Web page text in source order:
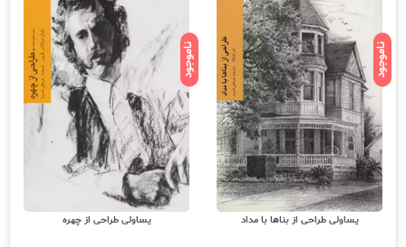
ناموجود
یساولی طراحی از بناها با مداد
ناموجود
یساولی طراحی از چهره